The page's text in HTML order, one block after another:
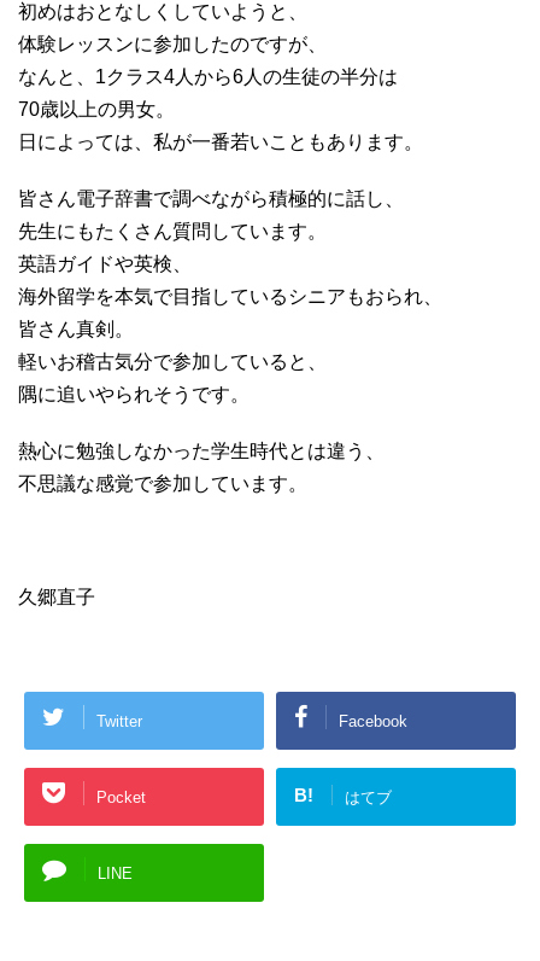
初めはおとなしくしていようと、
体験レッスンに参加したのですが、
なんと、1クラス4人から6人の生徒の半分は
70歳以上の男女。
日によっては、私が一番若いこともあります。
皆さん電子辞書で調べながら積極的に話し、
先生にもたくさん質問しています。
英語ガイドや英検、
海外留学を本気で目指しているシニアもおられ、
皆さん真剣。
軽いお稽古気分で参加していると、
隅に追いやられそうです。
熱心に勉強しなかった学生時代とは違う、
不思議な感覚で参加しています。
久郷直子
Twitter Facebook
Pocket B! はてブ
LINE